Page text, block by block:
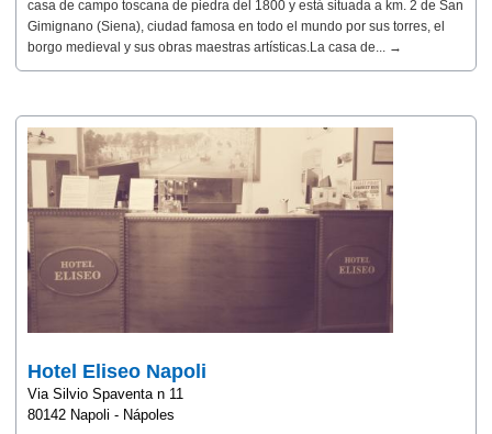
casa de campo toscana de piedra del 1800 y está situada a km. 2 de San
Gimignano (Siena), ciudad famosa en todo el mundo por sus torres, el
borgo medieval y sus obras maestras artísticas.La casa de... →
Hotel Eliseo Napoli
Via Silvio Spaventa n 11
80142 Napoli - Nápoles